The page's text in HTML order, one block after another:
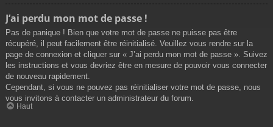
J’ai perdu mon mot de passe !
Pas de panique ! Bien que votre mot de passe ne puisse pas être
récupéré, il peut facilement être réinitialisé. Veuillez vous rendre sur la
page de connexion et cliquer sur « J’ai perdu mon mot de passe ». Suivez
les instructions et vous devriez être en mesure de pouvoir vous connecter
de nouveau rapidement.
Cependant, si vous ne pouvez pas réinitialiser votre mot de passe, nous
vous invitons à contacter un administrateur du forum.
Haut